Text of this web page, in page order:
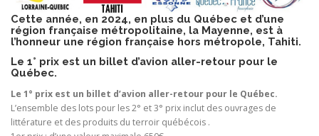
Cette année, en 2024, en plus du Québec et d’une
région française métropolitaine, la Mayenne, est à
l’honneur une région française hors métropole, Tahiti.
Le 1° prix est un billet d’avion aller-retour pour le
Québec.
Le 1° prix est un billet d’avion aller-retour pour le Québec.
L’ensemble des lots pour les 2° et 3° prix inclut des ouvrages de
littérature et des produits du terroir québécois .